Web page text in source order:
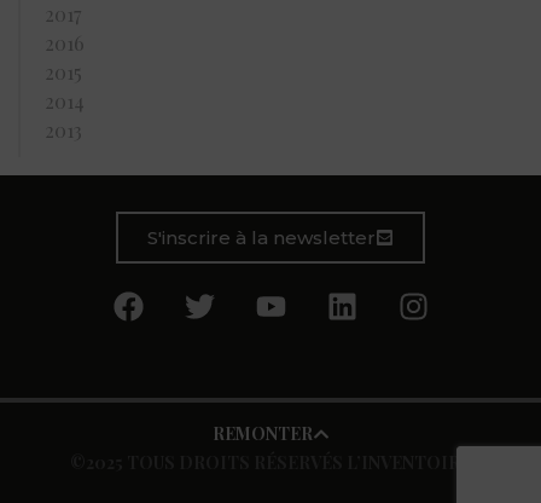
2017
2016
2015
2014
2013
S'inscrire à la newsletter
REMONTER